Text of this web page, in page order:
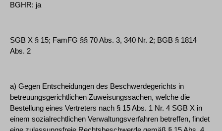
BGHR: ja
SGB X § 15; FamFG §§ 70 Abs. 3, 340 Nr. 2; BGB § 1814
Abs. 2
a) Gegen Entscheidungen des Beschwerdegerichts in
betreuungsgerichtlichen Zuweisungssachen, welche die
Bestellung eines Vertreters nach § 15 Abs. 1 Nr. 4 SGB X in
einem sozialrechtlichen Verwaltungsverfahren betreffen, findet